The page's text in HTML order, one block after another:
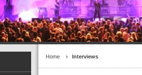
Home Interviews